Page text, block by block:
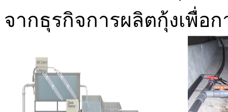
จากธุรกิจการผลิตกุ้งเพื่อ